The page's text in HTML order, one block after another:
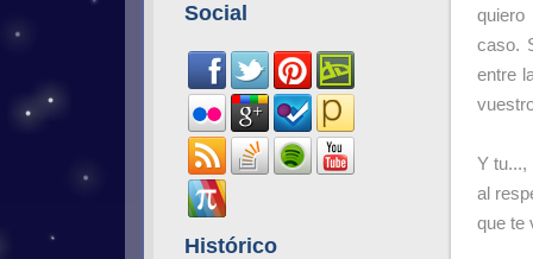
Social
Histórico
caso.
entre
Y tu...,
al
que te